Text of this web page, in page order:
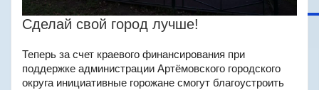
Сделай свой город лучше!
Теперь за счет краевого финансирования при
поддержке администрации Артёмовского городского
округа инициативные горожане смогут благоустроить